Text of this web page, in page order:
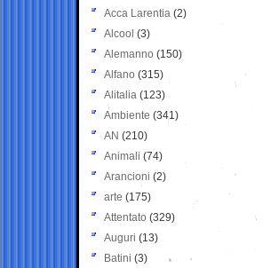
Acca Larentia (2)
Alcool (3)
Alemanno (150)
Alfano (315)
Alitalia (123)
Ambiente (341)
AN (210)
Animali (74)
Arancioni (2)
arte (175)
Attentato (329)
Auguri (13)
Batini (3)